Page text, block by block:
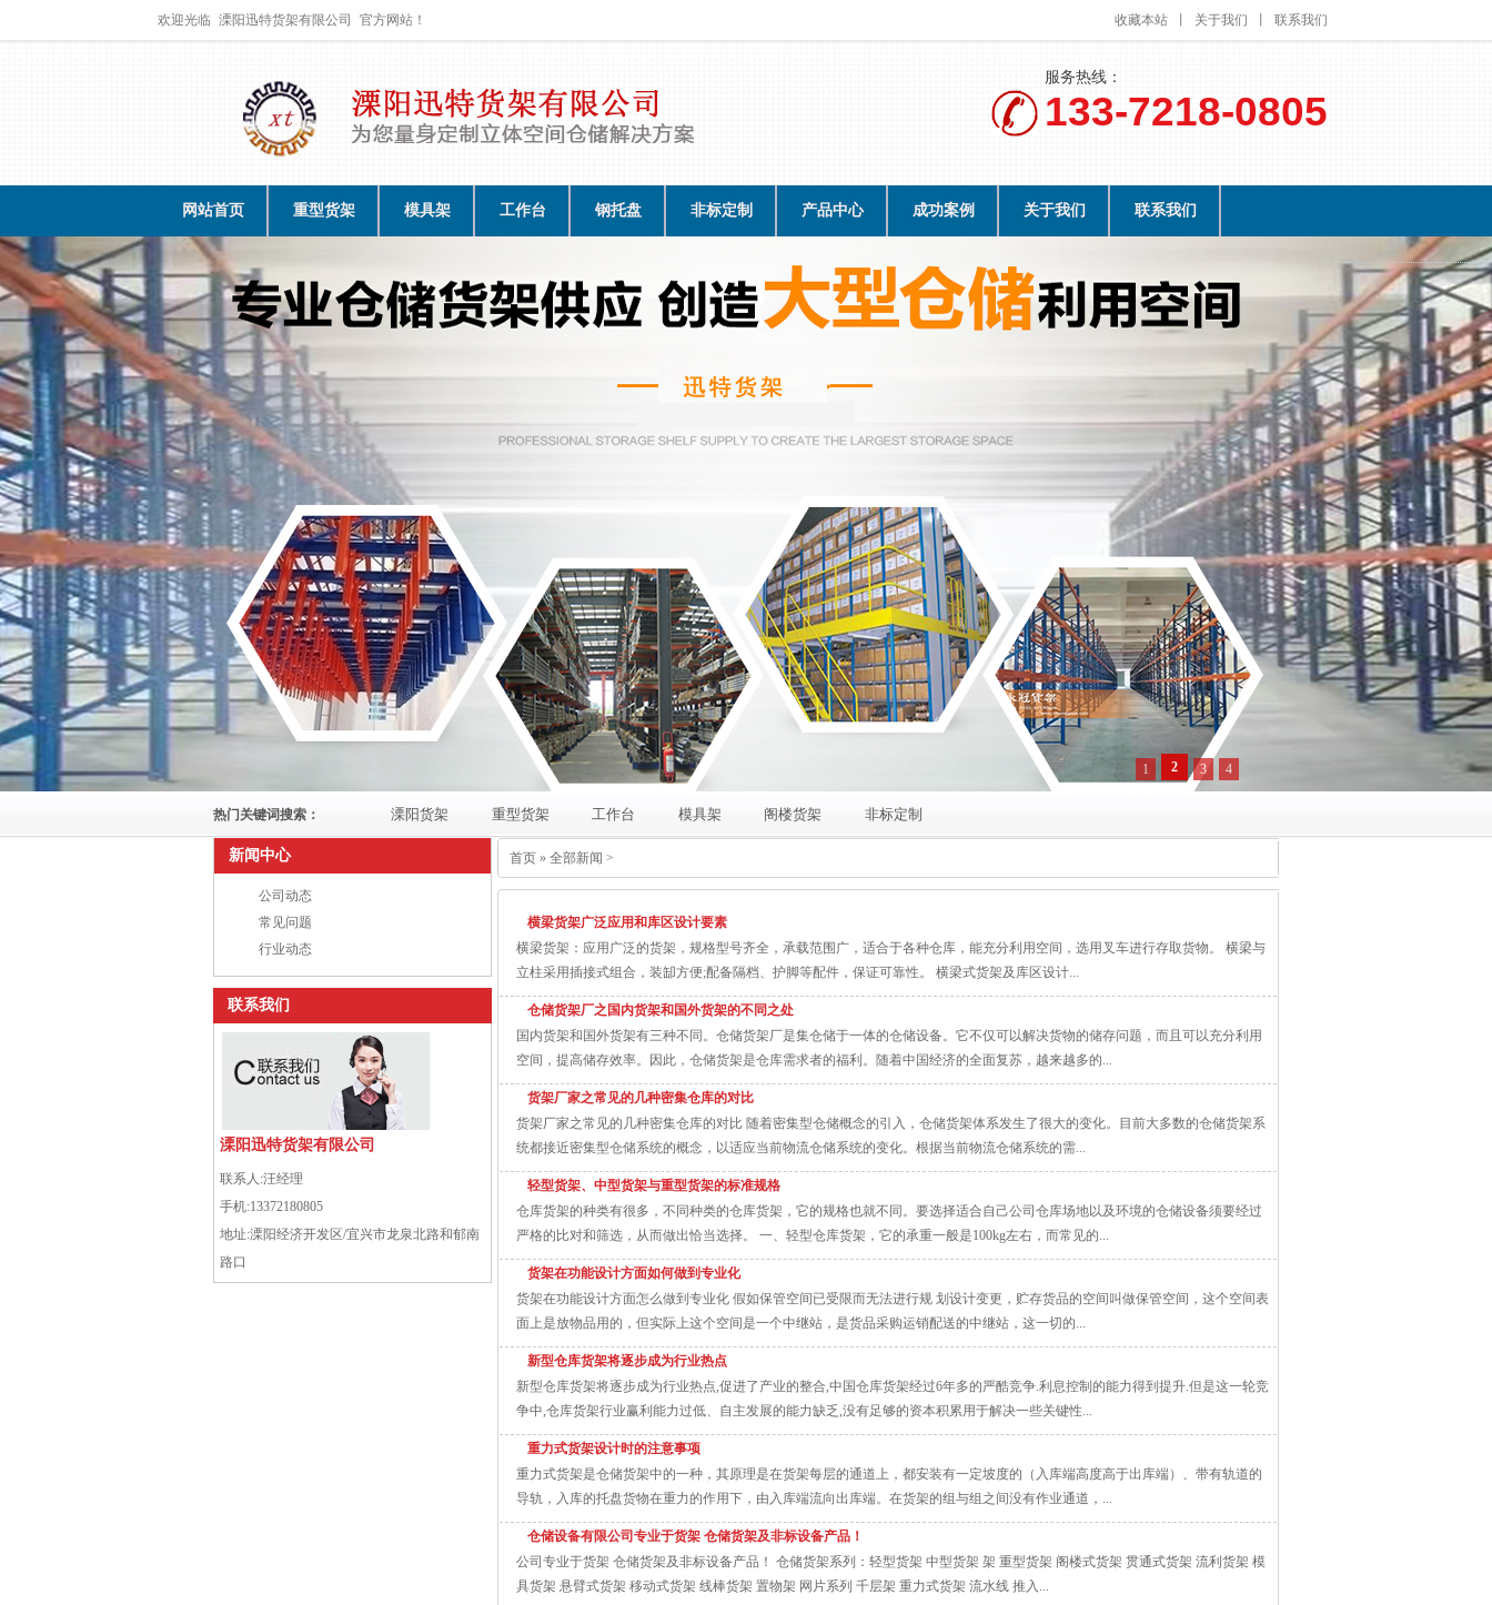
收藏本站 关于我们 联系我们
欢迎光临 溧阳迅特货架有限公司 官方网站！
服务热线：
133-7218-0805
网站首页 重型货架 模具架 工作台 钢托盘 非标定制 产品中心 成功案例 关于我们 联系我们
1 2 3 4
热门关键词搜索： 溧阳货架 重型货架 工作台 模具架 阁楼货架 非标定制
新闻中心
公司动态
常见问题
行业动态
联系我们
溧阳迅特货架有限公司
联系人:汪经理
手机:13372180805
地址:溧阳经济开发区/宜兴市龙泉北路和郁南
路口
首页 » 全部新闻 >
横梁货架广泛应用和库区设计要素
横梁货架：应用广泛的货架，规格型号齐全，承载范围广，适合于各种仓库，能充分利用空间，选用叉车进行存取货物。 横梁与
立柱采用插接式组合，装缷方便;配备隔档、护脚等配件，保证可靠性。 横梁式货架及库区设计...
仓储货架厂之国内货架和国外货架的不同之处
国内货架和国外货架有三种不同。仓储货架厂是集仓储于一体的仓储设备。它不仅可以解决货物的储存问题，而且可以充分利用
空间，提高储存效率。因此，仓储货架是仓库需求者的福利。随着中国经济的全面复苏，越来越多的...
货架厂家之常见的几种密集仓库的对比
货架厂家之常见的几种密集仓库的对比 随着密集型仓储概念的引入，仓储货架体系发生了很大的变化。目前大多数的仓储货架系
统都接近密集型仓储系统的概念，以适应当前物流仓储系统的变化。根据当前物流仓储系统的需...
轻型货架、中型货架与重型货架的标准规格
仓库货架的种类有很多，不同种类的仓库货架，它的规格也就不同。要选择适合自己公司仓库场地以及环境的仓储设备须要经过
严格的比对和筛选，从而做出恰当选择。 一、轻型仓库货架，它的承重一般是100kg左右，而常见的...
货架在功能设计方面如何做到专业化
货架在功能设计方面怎么做到专业化 假如保管空间已受限而无法进行规 划设计变更，贮存货品的空间叫做保管空间，这个空间表
面上是放物品用的，但实际上这个空间是一个中继站，是货品采购运销配送的中继站，这一切的...
新型仓库货架将逐步成为行业热点
新型仓库货架将逐步成为行业热点,促进了产业的整合,中国仓库货架经过6年多的严酷竞争.利息控制的能力得到提升.但是这一轮竞
争中,仓库货架行业赢利能力过低、自主发展的能力缺乏,没有足够的资本积累用于解决一些关键性...
重力式货架设计时的注意事项
重力式货架是仓储货架中的一种，其原理是在货架每层的通道上，都安装有一定坡度的（入库端高度高于出库端）、带有轨道的
导轨，入库的托盘货物在重力的作用下，由入库端流向出库端。在货架的组与组之间没有作业通道，...
仓储设备有限公司专业于货架 仓储货架及非标设备产品！
公司专业于货架 仓储货架及非标设备产品！ 仓储货架系列：轻型货架 中型货架 架 重型货架 阁楼式货架 贯通式货架 流利货架 模
具货架 悬臂式货架 移动式货架 线棒货架 置物架 网片系列 千层架 重力式货架 流水线 推入...